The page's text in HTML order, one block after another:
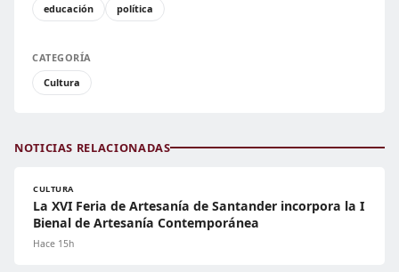
educación
política
CATEGORÍA
Cultura
NOTICIAS RELACIONADAS
CULTURA
La XVI Feria de Artesanía de Santander incorpora la I
Bienal de Artesanía Contemporánea
Hace 15h